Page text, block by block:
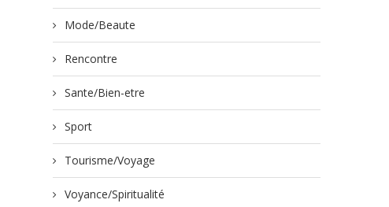
Mode/Beaute
Rencontre
Sante/Bien-etre
Sport
Tourisme/Voyage
Voyance/Spiritualité